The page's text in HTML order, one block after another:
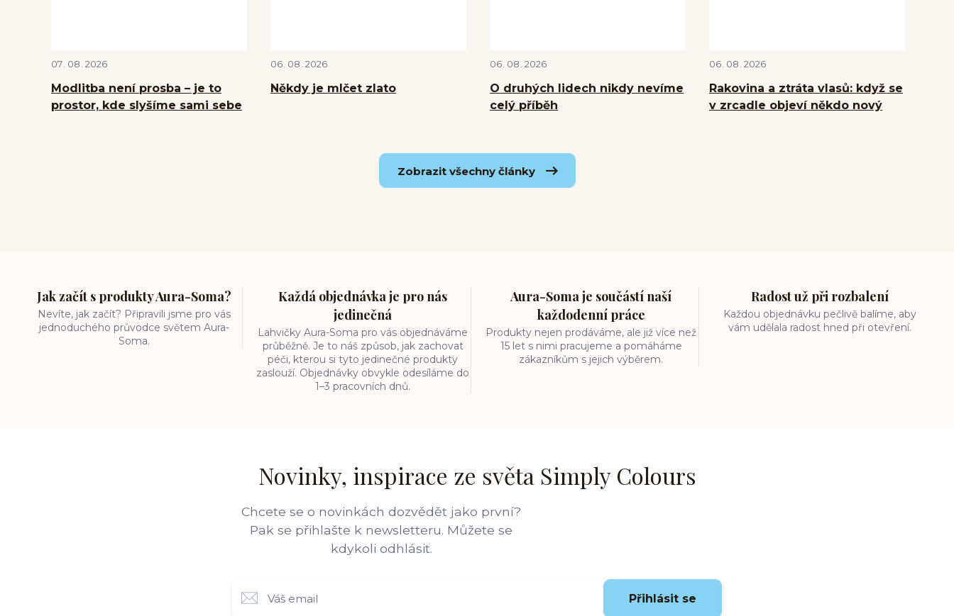
07 08 2026
Modlitba není prosba – je to
prostor, kde slyšíme sami sebe
06 08 2026
Někdy je mlčet zlato
06 08 2026
O druhých lidech nikdy nevíme
celý příběh
06 08 2026
Rakovina a ztráta vlasů: když se
v zrcadle objeví někdo nový
Zobrazit všechny články
Jak začít s produkty Aura-Soma?
Nevíte, jak začít? Připravili jsme pro vás
jednoduchého průvodce světem Aura-
Soma.
Každá objednávka je pro nás
jedinečná
Lahvičky Aura-Soma pro vás objednáváme
průběžně. Je to náš způsob, jak zachovat
péči, kterou si tyto jedinečné produkty
zaslouží. Objednávky obvykle odesíláme do
1–3 pracovních dnů.
Aura-Soma je součástí naší
každodenní práce
Produkty nejen prodáváme, ale již více než
15 let s nimi pracujeme a pomáháme
zákazníkům s jejich výběrem.
Radost už při rozbalení
Každou objednávku pečlivě balíme, aby
vám udělala radost hned při otevření.
Novinky, inspirace ze světa Simply Colours
Chcete se o novinkách dozvědět jako první?
Pak se přihlašte k newsletteru. Můžete se
kdykoli odhlásit.
Přihlásit se